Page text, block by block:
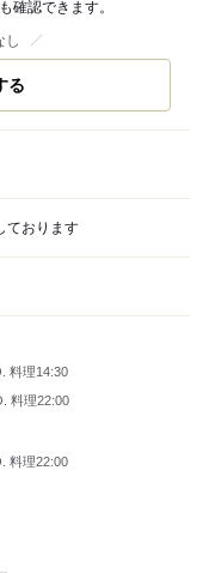
確認できます。
し
る
ております
料理14:30
料理22:00
料理22:00